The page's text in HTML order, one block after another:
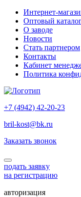
Интернет-
Оптовый
О заводе
Новости
Стать партнером
Контакты
Кабинет
Политика
+7 (4942) 42-20-23
bril-kost@bk.ru
Заказать звонок
подать заявку
на регистрацию
авторизация